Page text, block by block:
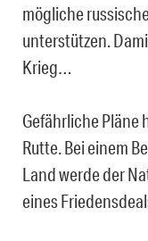
mögliche
unterstützen.
Krieg…
Gefährliche Pläne
Rutte. Bei einem
Land werde der
eines